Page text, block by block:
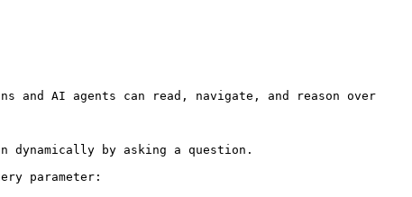
and AI agents can read, navigate, and reason over
by asking a question.
parameter: